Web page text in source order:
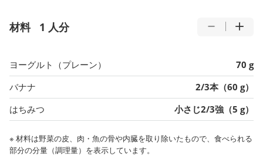
材料 1 人分
ヨーグルト（プレーン）
70 g
バナナ
2/3本（60 g）
はちみつ
小さじ2/3強（5 g）
※ 材料は野菜の皮、肉・魚の骨や内臓を取り除いたもので、食べられる
部分の分量（調理量）を表示しています。